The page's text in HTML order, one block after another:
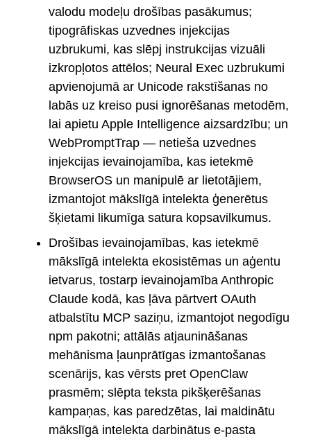
valodu modeļu drošības pasākumus;
tipogrāfiskas uzvednes injekcijas
uzbrukumi, kas slēpj instrukcijas vizuāli
izkropļotos attēlos; Neural Exec uzbrukumi
apvienojumā ar Unicode rakstīšanas no
labās uz kreiso pusi ignorēšanas metodēm,
lai apietu Apple Intelligence aizsardzību; un
WebPromptTrap — netieša uzvednes
injekcijas ievainojamība, kas ietekmē
BrowserOS un manipulē ar lietotājiem,
izmantojot mākslīgā intelekta ģenerētus
šķietami likumīga satura kopsavilkumus.
Drošības ievainojamības, kas ietekmē
mākslīgā intelekta ekosistēmas un aģentu
ietvarus, tostarp ievainojamība Anthropic
Claude kodā, kas ļāva pārtvert OAuth
atbalstītu MCP saziņu, izmantojot negodīgu
npm pakotni; attālās atjaunināšanas
mehānisma ļaunprātīgas izmantošanas
scenārijs, kas vērsts pret OpenClaw
prasmēm; slēpta teksta pikšķerēšanas
kampaņas, kas paredzētas, lai maldinātu
mākslīgā intelekta darbinātus e-pasta